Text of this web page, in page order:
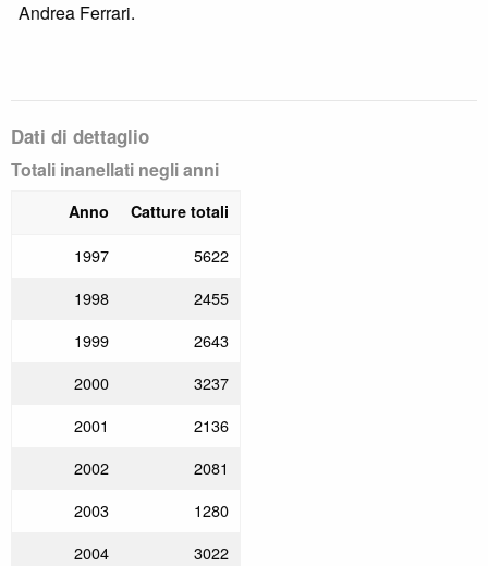
Dati di dettaglio
Totali inanellati negli anni
Anno Catture totali
1997
5622
1998
2455
1999
2643
2000
3237
2001
2136
2002
2081
2003
1280
2004
3022